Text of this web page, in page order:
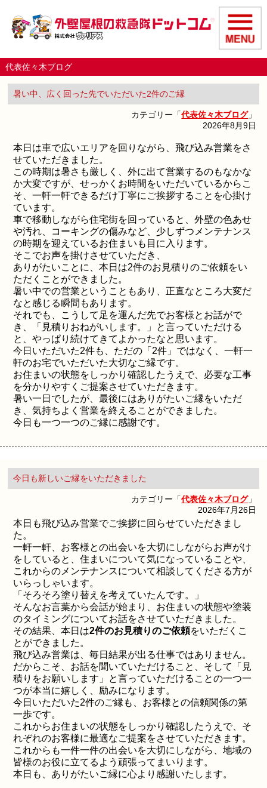
代表佐々木ブログ
暑い中、広く回った先でいただいた2件のご縁
カテゴリー「代表佐々木ブログ」
2026年8月9日
本日は車で広いエリアを回りながら、飛び込み営業をさ
せていただきました。
この時期は暑さも厳しく、外に出て営業するのもなかな
か大変ですが、せっかくお時間をいただいているからこ
そ、一軒一軒できるだけ丁寧にご挨拶することを心掛け
ています。
車で移動しながら住宅街を回っていると、外壁の色あせ
や汚れ、コーキングの傷みなど、少しずつメンテナンス
の時期を迎えているお住まいも目に入ります。
そこでお声を掛けさせていただき、
ありがたいことに、本日は2件のお見積りのご依頼をい
ただくことができました。
暑い中での営業ということもあり、正直なところ大変だ
なと感じる瞬間もあります。
それでも、こうして足を運んだ先でお客様とお話がで
き、「見積りおねがいします。」と言っていただける
と、やっぱり続けてきてよかったなと思います。
今日いただいた2件も、ただの「2件」ではなく、一軒一
軒のお宅でいただいた大切なご縁です。
お住まいの状態をしっかり確認したうえで、必要な工事
を分かりやすくご提案させていただきます。
暑い一日でしたが、最後にはありがたいご縁をいただ
き、気持ちよく営業を終えることができました。
今日も一つ一つのご縁に感謝です。
今日も新しいご縁をいただきました
カテゴリー「代表佐々木ブログ」
2026年7月26日
本日も飛び込み営業でご挨拶に回らせていただきまし
た。
一軒一軒、お客様との出会いを大切にしながらお声がけ
をしていると、住まいについて気になっていることや、
これからのメンテナンスについて相談してくださる方が
いらっしゃいます。
「そろそろ塗り替えを考えていたんです。」
そんなお言葉から会話が始まり、お住まいの状態や塗装
のタイミングについてお話をさせていただきました。
その結果、本日は2件のお見積りのご依頼をいただくこ
とができました。
飛び込み営業は、毎日結果が出る仕事ではありません。
だからこそ、お話を聞いていただけること、そして「見
積りをお願いします」と言っていただけることの一つ一
つが本当に嬉しく、励みになります。
今日いただいた2件のご縁も、お客様との信頼関係の第
一歩です。
これからお住まいの状態をしっかり確認したうえで、そ
れぞれのお客様に最適なご提案をさせていただきます。
これからも一件一件の出会いを大切にしながら、地域の
皆様のお役に立てるよう頑張ってまいります。
本日も、ありがたいご縁に心より感謝いたします。